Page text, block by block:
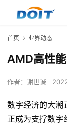
首页 业界动态
AMD高性
作者： 谢世诚
数字经济的大潮
正成为支撑数